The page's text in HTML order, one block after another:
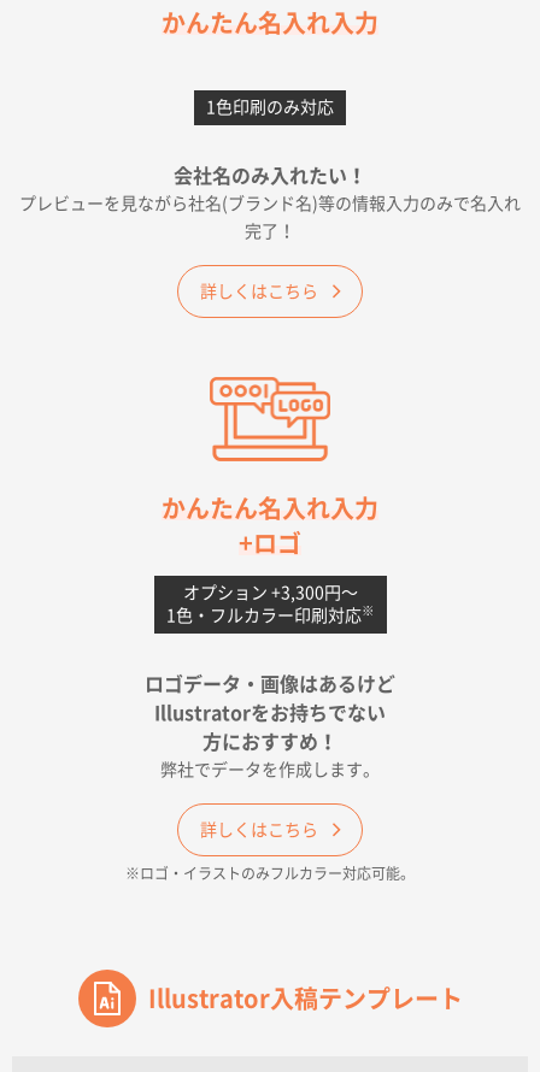
300枚
2026年05月19日 12:05
大阪府E社様
ワンポイントポリ袋 A4サイズ
2026年04月25日 17:53
納期が早そうだった
ワンポイントポリ袋 A4サイズ(黒)
2026年04月20日 14:28
お値打ちだったので
茨城県G社様
300枚
値段と注文のしやすさ
ポリ袋 手穴A4サイズ
5000枚
2026年04月17日 09:28
印刷色が豊富であったため
ECO OPPワンポイントポリ袋 A4サイズ（透明）
2026年04月16日 14:31
東京都のお客様
ワンポイントポリ袋 A4サイズ1000枚
2026年04月16日 11:41
かんたん名入れ入力
1色印刷のみ対応
会社名のみ入れたい！
プレビューを見ながら社名(ブランド名)等の情報入力のみで名入れ
完了！
詳しくはこちら
かんたん名入れ入力
+ロゴ
オプション +3,300円〜
1色・フルカラー印刷対応※
ロゴデータ・画像はあるけど
Illustratorをお持ちでない
方におすすめ！
弊社でデータを作成します。
詳しくはこちら
※ロゴ・イラストのみフルカラー対応可能。
Illustrator入稿テンプレート